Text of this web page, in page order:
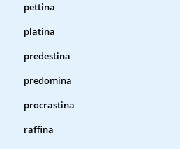
pettina
platina
predestina
predomina
procrastina
raffina